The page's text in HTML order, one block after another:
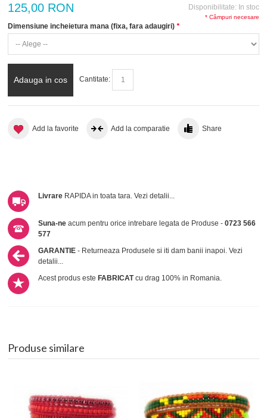
Disponibilitate: In stoc
125,00 RON
*
Dimensiune incheietura mana (fixa, fara adaugiri)
* Câmpuri necesare
Adauga in cos Cantitate:
Add la favorite Add la comparatie Share
Livrare RAPIDA in toata tara.Vezi detalii...
Suna-ne acum pentru orice intrebare legata de Produse -0723 566
577
GARANTIE - Returneaza Produsele si iti dam banii inapoi.Vezi
detalii...
Acest produs esteFABRICATcu drag 100% in Romania.
Produse similare